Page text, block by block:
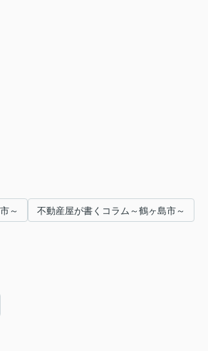
～ 不動産屋が書くコラム～鶴ヶ島市～